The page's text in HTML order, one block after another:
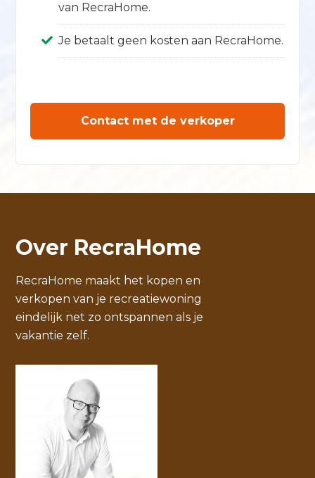
van RecraHome.
Je betaalt geen kosten aan RecraHome.
Contact met de verkoper
Over RecraHome
RecraHome maakt het kopen en
verkopen van je recreatiewoning
eindelijk net zo ontspannen als je
vakantie zelf.